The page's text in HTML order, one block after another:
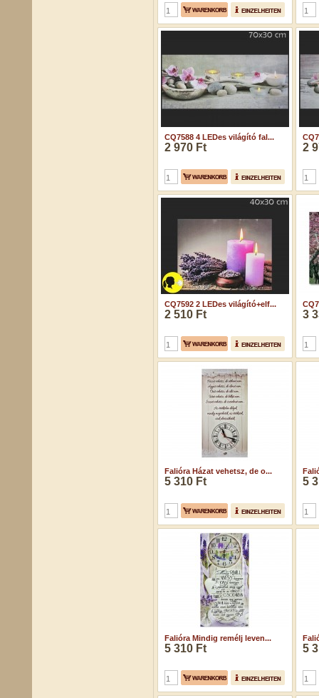
CQ7588 4 LEDes világító fal...
2 970 Ft 2
CQ7592 2 LEDes világító+elf...
2 510 Ft 3
Falióra Házat vehetsz, de o...
5 310 Ft 5
Falióra Mindig remélj leven...
5 310 Ft 5